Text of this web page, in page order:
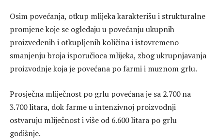
Osim povećanja, otkup mlijeka karakterišu i strukturalne
promjene koje se ogledaju u povećanju ukupnih
proizvedenih i otkupljenih količina i istovremeno
smanjenju broja isporučioca mlijeka, zbog ukrupnjavanja
proizvodnje koja je povećana po farmi i muznom grlu.
Prosječna mliječnost po grlu povećana je sa 2.700 na
3.700 litara, dok farme u intenzivnoj proizvodnji
ostvaruju mliječnost i više od 6.600 litara po grlu
godišnje.